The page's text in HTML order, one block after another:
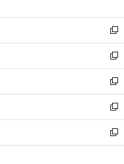
開
く
ウ
で
開
く
ン
ド
ウ
で
開
く
ウ
ィ
ン
ド
ウ
で
開
く
新
し
い
ウ
ィ
ン
ド
ウ
で
開
新
し
い
ウ
ィ
ン
ド
ウ
新
し
い
ウ
ィ
ン
新
し
い
ウ
新
し